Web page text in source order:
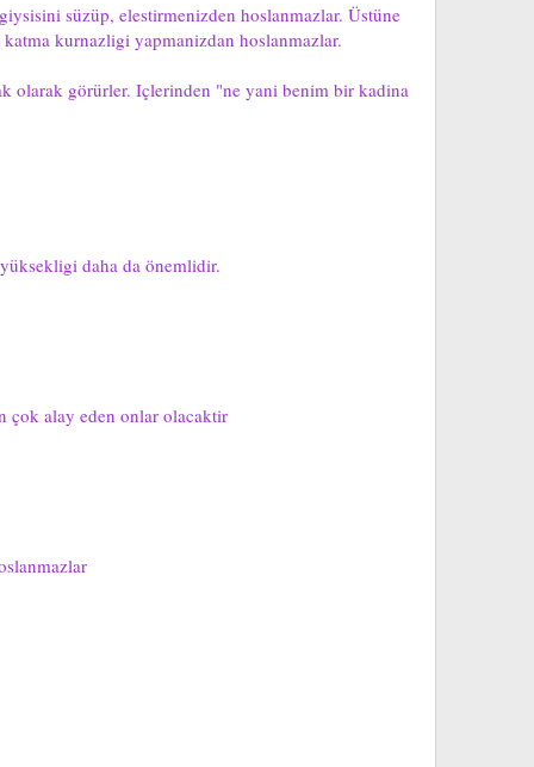
süzüp, elestirmenizden hoslanmazlar. Üstüne
kurnazligi yapmanizdan hoslanmazlar.
olarak görürler. Içlerinden "ne yani benim bir kadina
daha da önemlidir.
çok alay eden onlar olacaktir